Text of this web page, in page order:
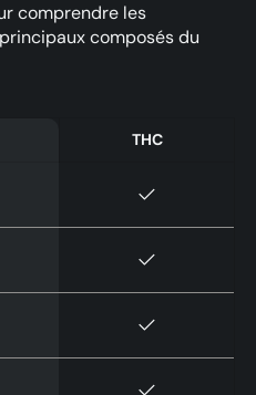
comprendre les
composés du
THC